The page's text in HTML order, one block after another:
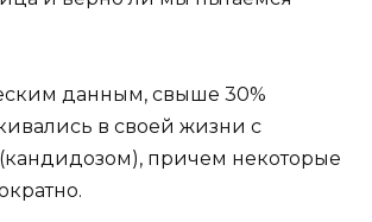
данным, свыше 30%
в своей жизни с
причем некоторые